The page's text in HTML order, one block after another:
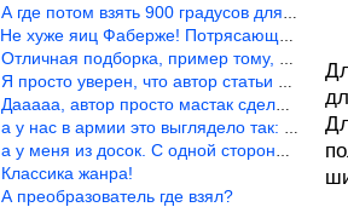
А где потом взять 900 градусов для обжига?
Не хуже яиц Фаберже! Потрясающе!!! Молодчина....!!!
Отличная подборка, пример тому, чем можно и сейчас заниматься…
Я просто уверен, что автор статьи никогда не будет использовать
Дааааа, автор просто мастак сделать интригу на ровном месте! А н
а у нас в армии это выглядело так: снизу полозья из сваренные тр
а у меня из досок. С одной стороны сарай, а другая половина — ду
Классика жанра!
А преобразователь где взял?